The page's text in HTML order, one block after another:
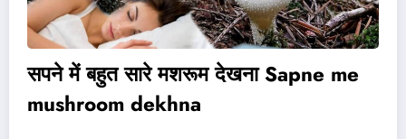
सपने में बहुत सारे मशरूम देखना Sapne me
mushroom dekhna